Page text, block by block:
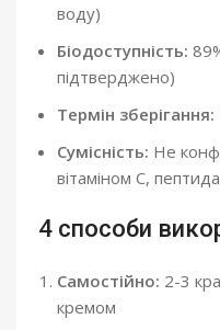
воду)
Біодоступність:
підтверджено)
Термін зберігання:
Сумісність: Не
вітаміном С,
4 способи
Самостійно: 2-3
кремом